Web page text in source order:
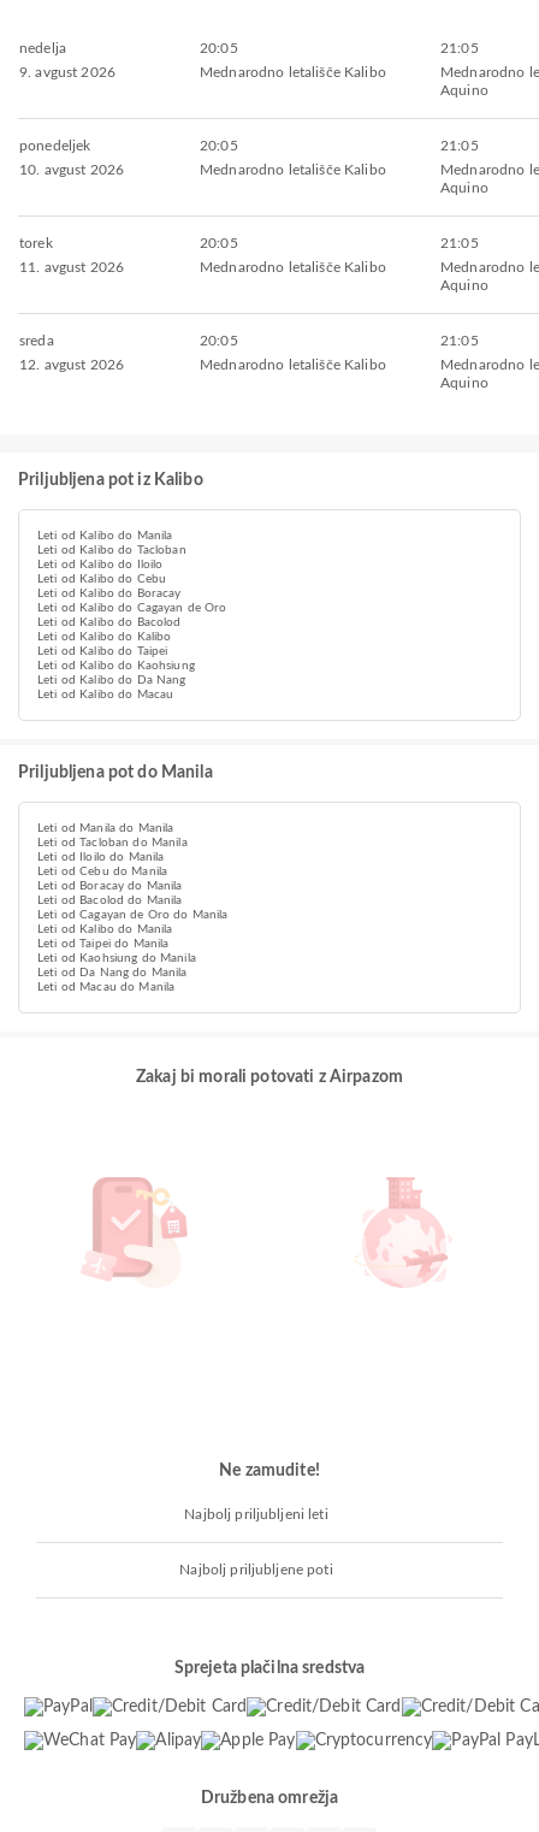
nedelja
9. avgust 2026
20:05
Mednarodno letališče Kalibo
21:05
Mednarodno
Aquino
ponedeljek
10. avgust 2026
20:05
Mednarodno letališče Kalibo
21:05
Mednarodno
Aquino
torek
11. avgust 2026
20:05
Mednarodno letališče Kalibo
21:05
Mednarodno
Aquino
sreda
12. avgust 2026
20:05
Mednarodno letališče Kalibo
21:05
Mednarodno
Aquino
Priljubljena pot iz Kalibo
Leti od Kalibo do Manila
Leti od Kalibo do Tacloban
Leti od Kalibo do Iloilo
Leti od Kalibo do Cebu
Leti od Kalibo do Boracay
Leti od Kalibo do Cagayan de Oro
Leti od Kalibo do Bacolod
Leti od Kalibo do Kalibo
Leti od Kalibo do Taipei
Leti od Kalibo do Kaohsiung
Leti od Kalibo do Da Nang
Leti od Kalibo do Macau
Priljubljena pot do Manila
Leti od Manila do Manila
Leti od Tacloban do Manila
Leti od Iloilo do Manila
Leti od Cebu do Manila
Leti od Boracay do Manila
Leti od Bacolod do Manila
Leti od Cagayan de Oro do Manila
Leti od Kalibo do Manila
Leti od Taipei do Manila
Leti od Kaohsiung do Manila
Leti od Da Nang do Manila
Leti od Macau do Manila
Zakaj bi morali potovati z Airpazom
Ne zamudite!
Najbolj priljubljeni leti
Najbolj priljubljene poti
Sprejeta plačilna sredstva
Družbena omrežja